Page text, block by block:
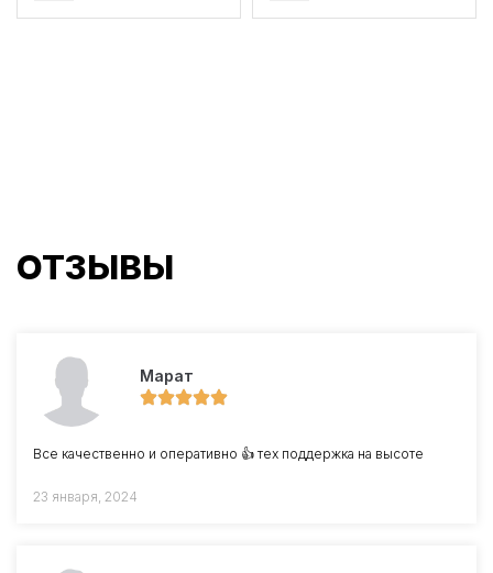
ОТЗЫВЫ
Марат
Все качественно и оперативно 👍 тех поддержка на высоте
23 января, 2024